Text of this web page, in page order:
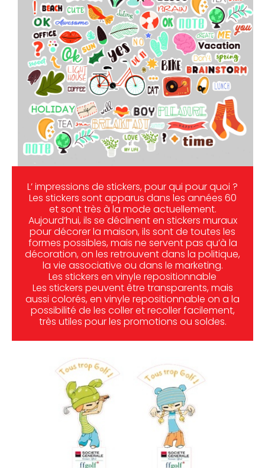
L’ impressions de stickers, pour qui pour quoi ?
Les stickers sont apparus dans les années 60
et sont très à la mode actuellement.
Aujourd’hui, ils se déclinent en stickers muraux
pour décorer la maison, ils sont de toutes les
formes possibles, mais ne servent pas qu’à la
décoration, on les retrouvent dans la politique,
la vie associative ou dans le marketing.
Les stickers en vinyle repositionnable
Les stickers peuvent être transparents, mais
aussi colorés, en vinyle repositionnable on a la
possibilité de les coller et recoller facilement,
très utiles pour les promotions ou soldes.